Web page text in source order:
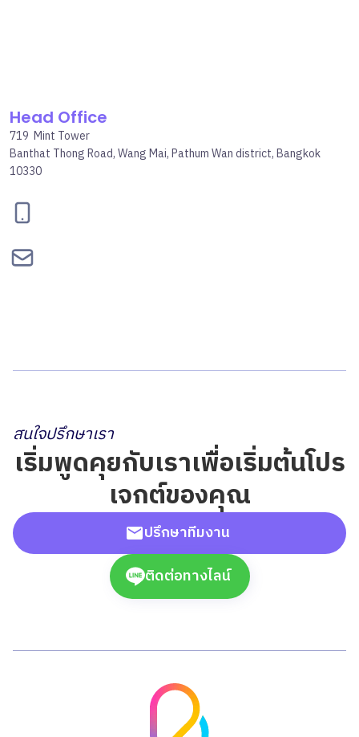
Head Office
719 Mint Tower
Banthat Thong Road, Wang Mai, Pathum Wan district, Bangkok
10330
สนใจปรึกษาเรา
เริ่มพูดคุยกับเราเพื่อเริ่มต้นโปร
เจกต์ของคุณ
ปรึกษาทีมงาน
ติดต่อทางไลน์